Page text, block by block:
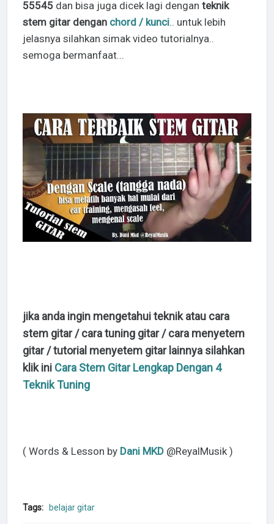
55545dan bisa juga dicek lagi dengan teknik
stem gitar dengan chord / kunci.. untuk lebih
jelasnya silahkan simak video tutorialnya..
semoga bermanfaat...
jika anda ingin mengetahui teknik atau cara
stem gitar / cara tuning gitar / cara menyetem
gitar / tutorial menyetem gitar lainnya silahkan
klik ini Cara Stem Gitar Lengkap Dengan 4
Teknik Tuning
( Words & Lesson by Dani MKD@ReyalMusik )
Tags: belajar gitar